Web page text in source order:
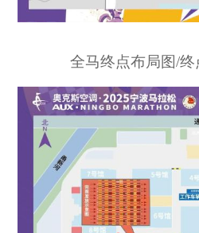
全马终点布局图/终